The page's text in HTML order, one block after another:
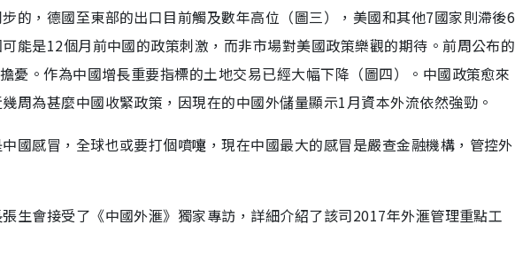
的，德國至東部的出口目前觸及數年高位（圖三），美國和其他7國家則滯後6
能是12個月前中國的政策刺激，而非市場對美國政策樂觀的期待。前周公布的
憂。作為中國增長重要指標的土地交易已經大幅下降（圖四）。中國政策愈來
周為甚麼中國收緊政策，因現在的中國外儲量顯示1月資本外流依然強勁。
國感冒，全球也或要打個噴嚏，現在中國最大的感冒是嚴查金融機構，管控外
生會接受了《中國外滙》獨家專訪，詳細介紹了該司2017年外滙管理重點工